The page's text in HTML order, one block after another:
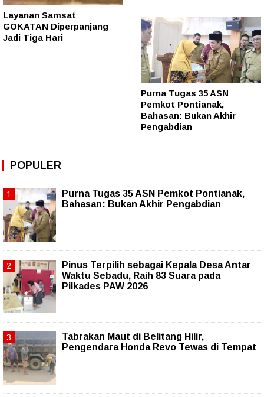
Layanan Samsat
GOKATAN Diperpanjang
Jadi Tiga Hari
Purna Tugas 35 ASN
Pemkot Pontianak,
Bahasan: Bukan Akhir
Pengabdian
POPULER
Purna Tugas 35 ASN Pemkot Pontianak,
Bahasan: Bukan Akhir Pengabdian
Pinus Terpilih sebagai Kepala Desa Antar
Waktu Sebadu, Raih 83 Suara pada
Pilkades PAW 2026
Tabrakan Maut di Belitang Hilir,
Pengendara Honda Revo Tewas di Tempat